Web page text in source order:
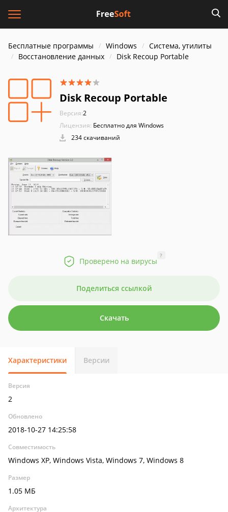
Бесплатные программы Windows
Система, утилиты
Восстановление данных
Disk Recoup Portable
Disk Recoup Portable
Версия:2
Лицензия: Бесплатно для Windows
234 скачиваний
Проверено на вирусы
?
Поделиться ссылкой
Скачать
Характеристики Версии
Версия
2
Обновлено
2018-10-27 14:25:58
Совместимость
Windows XP, Windows Vista, Windows 7, Windows 8
Размер
1.05 МБ
Архитектура